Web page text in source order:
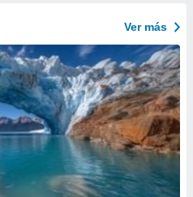
Ver más